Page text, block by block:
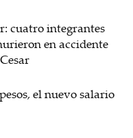
cuatro integrantes
en accidente
el nuevo salario